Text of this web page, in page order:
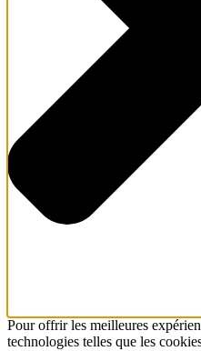
Pour offrir les meilleures
technologies telles que les